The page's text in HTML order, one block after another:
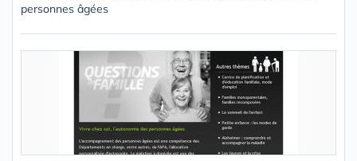
personnes âgées